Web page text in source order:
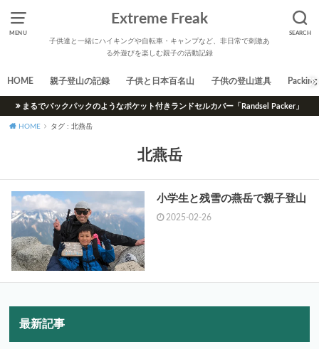
MENU SEARCH
Extreme Freak
子供達と一緒にハイキングや自転車・キャンプなど、非日常で刺激あ
る外遊びを楽しむ親子の活動記録
HOME 親子登山の記録 子供と日本百名山 子供の登山道具 Packing
まるでバックパックのようなポケット付きランドセルカバー「Randsel Packer」
HOME タグ : 北燕岳
北燕岳
小学生と残雪の燕岳で親子登山
2025-02-26
最新記事